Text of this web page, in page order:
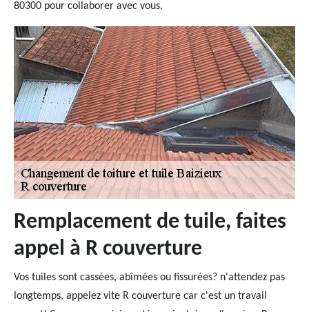
80300 pour collaborer avec vous.
Remplacement de tuile, faites
appel à R couverture
Vos tuiles sont cassées, abîmées ou fissurées? n'attendez pas
longtemps, appelez vite R couverture car c'est un travail